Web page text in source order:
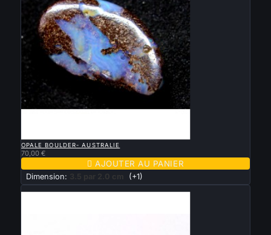
OPALE BOULDER- AUSTRALIE
70,00 €
 AJOUTER AU PANIER
Dimension: 3.5 par 2.0 cm (+1)
Nouveau